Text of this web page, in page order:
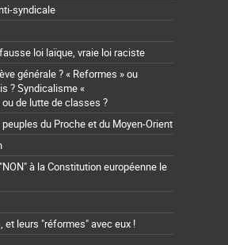
syndicale
loi laïque, vraie loi raciste
générale ? « Reformes » ou
? Syndicalisme «
de lutte de classes ?
du Proche et du Moyen-Orient
à la Constitution européenne le
et leurs "réformes" avec eux !